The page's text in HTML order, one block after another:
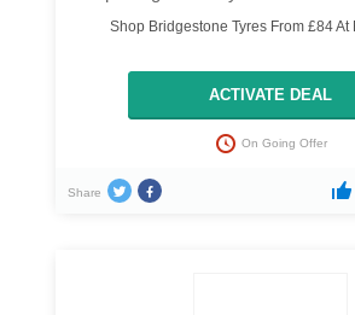
Shop Bridgestone Tyres From £84 At
ACTIVATE DEAL
On Going Offer
Share